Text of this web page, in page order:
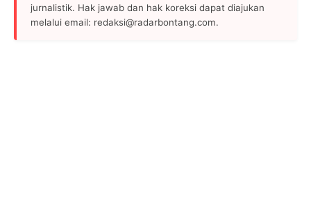
jurnalistik. Hak jawab dan hak koreksi dapat diajukan
melalui email: redaksi@radarbontang.com.